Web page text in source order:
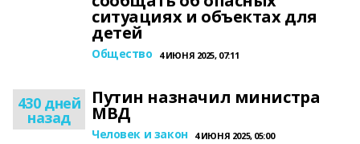
ситуациях и объектах для
детей
Общество 4 ИЮНЯ 2025, 07:11
430 дней
назад
Путин назначил министра
МВД
Человек и закон 4 ИЮНЯ 2025, 05:00